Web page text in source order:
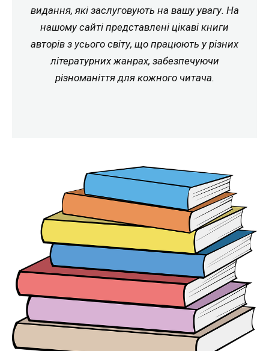
видання, які заслуговують на вашу увагу. На
нашому сайті представлені цікаві книги
авторів з усього світу, що працюють у різних
літературних жанрах, забезпечуючи
різноманіття для кожного читача.